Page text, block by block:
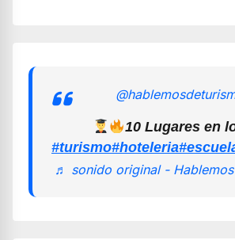
10 Lugares en
#turismo#hoteleria
♬ sonido original -